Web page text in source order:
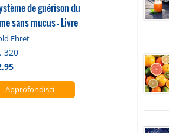
de guérison du
sans mucus - Livre
Ehret
320
Approfondisci